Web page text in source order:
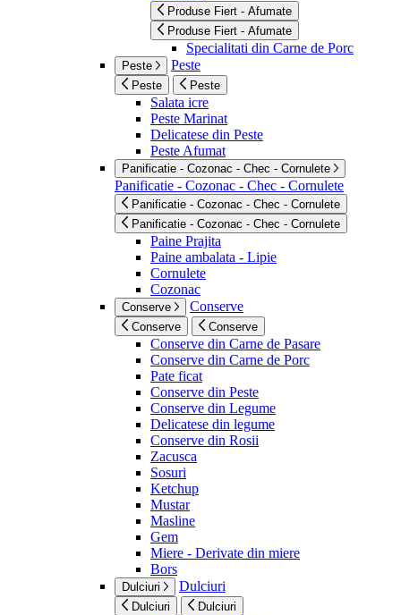
Produse Fiert - Afumate
Produse Fiert - Afumate
Specialitati din Carne de Porc
Peste Peste
Peste Peste
Salata icre
Peste Marinat
Delicatese din Peste
Peste Afumat
Panificatie - Cozonac - Chec - Cornulete
Panificatie - Cozonac - Chec - Cornulete
Panificatie - Cozonac - Chec - Cornulete
Panificatie - Cozonac - Chec - Cornulete
Paine Prajita
Paine ambalata - Lipie
Cornulete
Cozonac
Conserve Conserve
Conserve Conserve
Conserve din Carne de Pasare
Conserve din Carne de Porc
Pate ficat
Conserve din Peste
Conserve din Legume
Delicatese din legume
Conserve din Rosii
Zacusca
Sosuri
Ketchup
Mustar
Masline
Gem
Miere - Derivate din miere
Bors
Dulciuri Dulciuri
Dulciuri Dulciuri